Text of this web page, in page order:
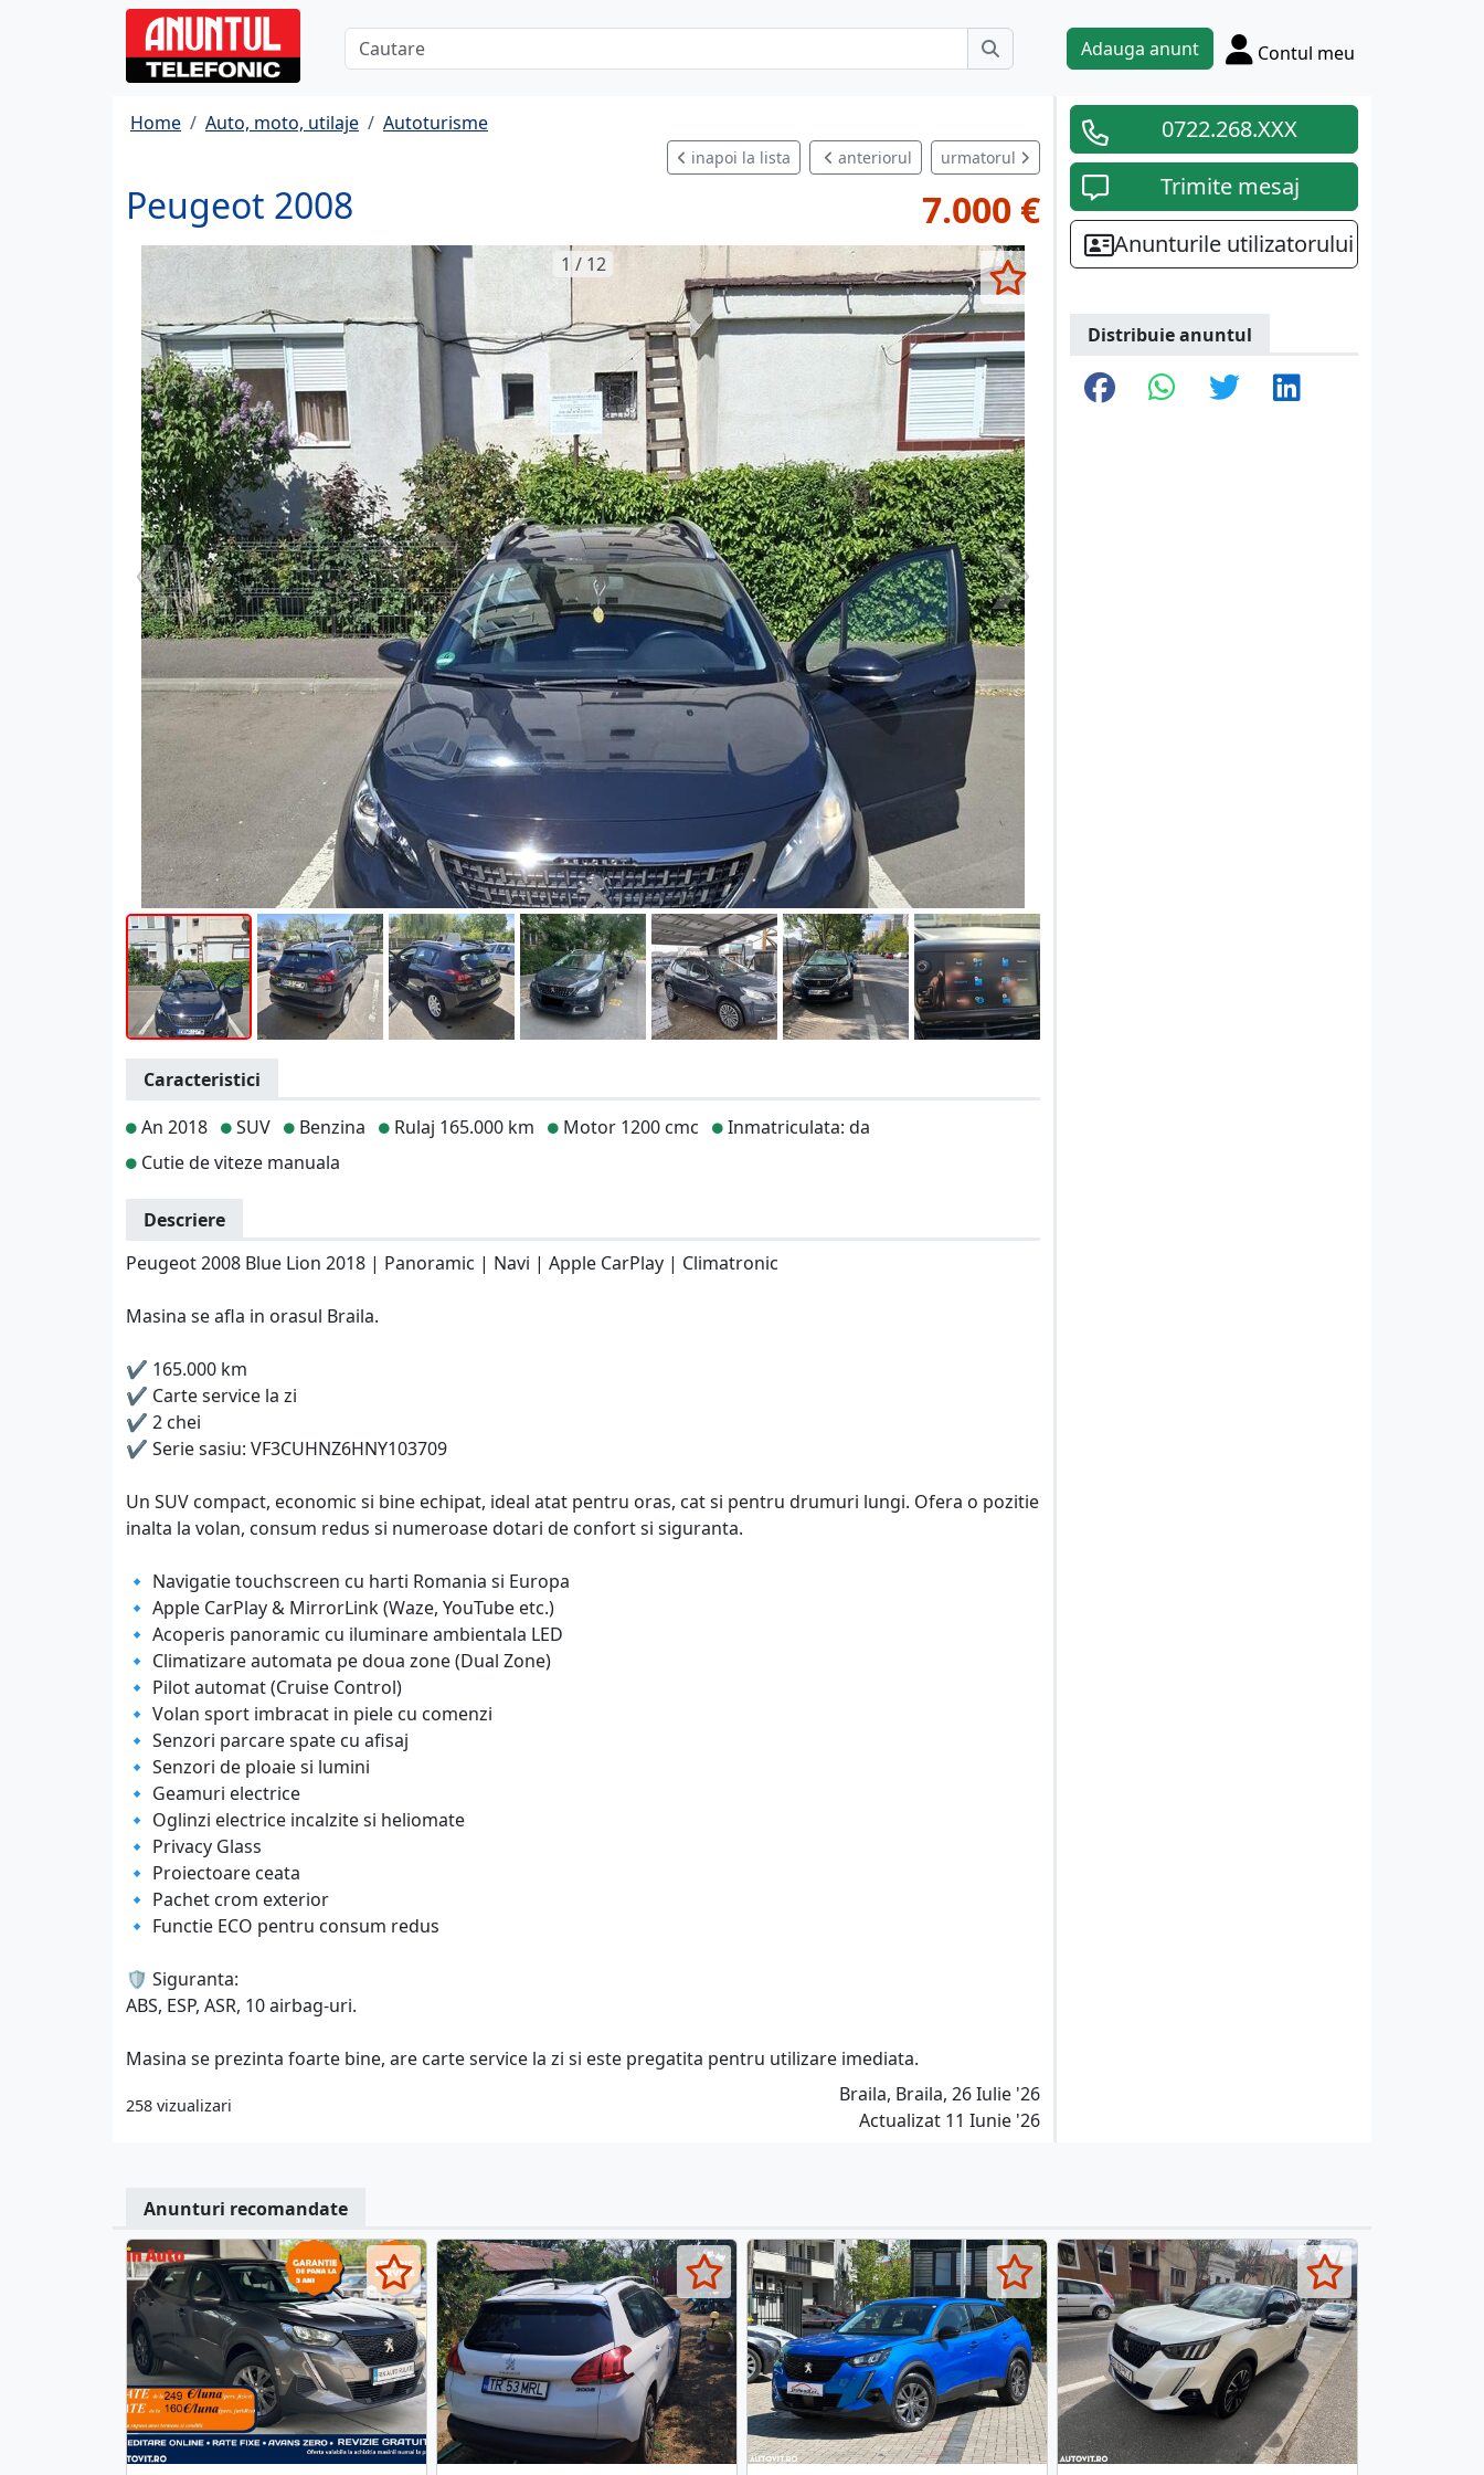
Adauga anunt Contul meu
Home Auto, moto, utilaje Autoturisme
inapoi la lista anteriorul urmatorul
Peugeot 2008 7.000 €
1 / 12
Caracteristici
An 2018
SUV Benzina Rulaj 165.000 km Motor 1200 cmc
Inmatriculata: da
Cutie de viteze manuala
Descriere
Peugeot 2008 Blue Lion 2018 | Panoramic | Navi | Apple CarPlay | Climatronic
Masina se afla in orasul Braila.
✔️ 165.000 km
✔️ Carte service la zi
✔️ 2 chei
✔️ Serie sasiu: VF3CUHNZ6HNY103709
Un SUV compact, economic si bine echipat, ideal atat pentru oras, cat si pentru drumuri lungi. Ofera o pozitie
inalta la volan, consum redus si numeroase dotari de confort si siguranta.
🔹 Navigatie touchscreen cu harti Romania si Europa
🔹 Apple CarPlay & MirrorLink (Waze, YouTube etc.)
🔹 Acoperis panoramic cu iluminare ambientala LED
🔹 Climatizare automata pe doua zone (Dual Zone)
🔹 Pilot automat (Cruise Control)
🔹 Volan sport imbracat in piele cu comenzi
🔹 Senzori parcare spate cu afisaj
🔹 Senzori de ploaie si lumini
🔹 Geamuri electrice
🔹 Oglinzi electrice incalzite si heliomate
🔹 Privacy Glass
🔹 Proiectoare ceata
🔹 Pachet crom exterior
🔹 Functie ECO pentru consum redus
🛡️ Siguranta:
ABS, ESP, ASR, 10 airbag-uri.
Masina se prezinta foarte bine, are carte service la zi si este pregatita pentru utilizare imediata.
258 vizualizari
Braila, Braila, 26 Iulie '26
Actualizat 11 Iunie '26
0722.268.XXX
Trimite mesaj
Anunturile utilizatorului
Distribuie anuntul
Anunturi recomandate